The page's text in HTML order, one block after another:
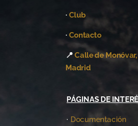
· Club
· Contacto
📍Calle de
Madrid
PÁGINAS DE
· Documentación